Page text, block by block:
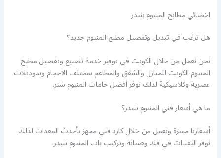
اخصائي مطابخ المنيوم بنيدر
هل ترغب في تبديل وتفصيل مطبخ المنيوم جديد؟
نحن نعمل من خلال الكويت في توفير خدمة تصنيع وتفصيل مطبخ
المنيوم الكويت للمنازل والشقق والمطاعم بمختلف الاحجام وبموديلات
عصرية وكلاسيكية لذلك نوفر أفضل خامات المنيوم شتر.
ما هي أسعار فني المنيوم بنيدر؟
أسعارنا مميزة ونعمل من خلال كارد فني مجهز بأحدث المعدات لذلك
نوفر التقنيات في فك وصيانة وتركيب باب المنيوم بنيدر.